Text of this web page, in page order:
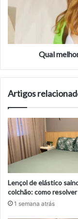
academia?
Qual
Artigos
Lençol de elástico
colchão: como resolver
1 semana atrás